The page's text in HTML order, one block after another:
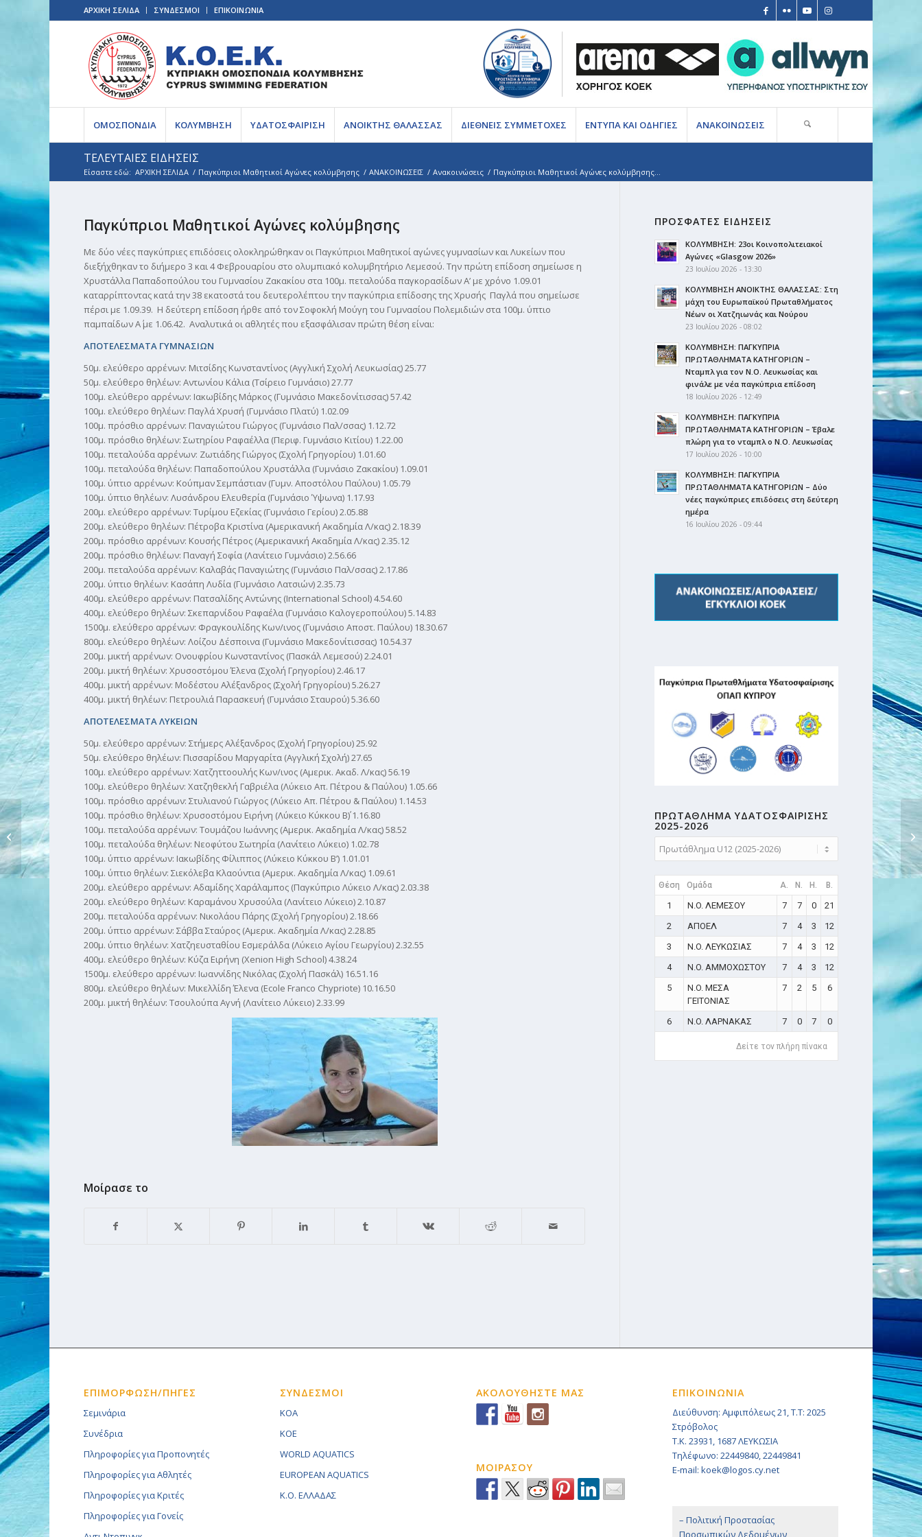
ΑΡΧΙΚΗ ΣΕΛΙΔΑ ΣΥΝΔΕΣΜΟΙ ΕΠΙΚΟΙΝΩΝΙΑ
ΟΜΟΣΠΟΝΔΙΑ ΚΟΛΥΜΒΗΣΗ ΥΔΑΤΟΣΦΑΙΡΙΣΗ ΑΝΟΙΚΤΗΣ ΘΑΛΑΣΣΑΣ ΔΙΕΘΝΕΙΣ ΣΥΜΜΕΤΟΧΕΣ ΕΝΤΥΠΑ ΚΑΙ ΟΔΗΓΙΕΣ ΑΝΑΚΟΙΝΩΣΕΙΣ
ΤΕΛΕΥΤΑΙΕΣ ΕΙΔΗΣΕΙΣ
Είσαστε εδώ: ΑΡΧΙΚΗ ΣΕΛΙΔΑ / Παγκύπριοι Μαθητικοί Αγώνες κολύμβησης / ΑΝΑΚΟΙΝΩΣΕΙΣ / Ανακοινώσεις / Παγκύπριοι Μαθητικοί Αγώνες κολύμβησης...
Παγκύπριοι Μαθητικοί Αγώνες κολύμβησης
Με δύο νέες παγκύπριες επιδόσεις ολοκληρώθηκαν οι Παγκύπριοι Μαθητικοί αγώνες γυμνασίων και Λυκείων που
διεξήχθηκαν το διήμερο 3 και 4 Φεβρουαρίου στο ολυμπιακό κολυμβητήριο Λεμεσού. Την πρώτη επίδοση σημείωσε η
Χρυστάλλα Παπαδοπούλου του Γυμνασίου Ζακακίου στα 100μ. πεταλούδα παγκορασίδων Α’ με χρόνο 1.09.01
καταρρίπτοντας κατά την 38 εκατοστά του δευτερολέπτου την παγκύπρια επίδοσης της Χρυσής Παγλά που σημείωσε
πέρσι με 1.09.39. Η δεύτερη επίδοση ήρθε από τον Σοφοκλή Μούγη του Γυμνασίου Πολεμιδιών στα 100μ. ύπτιο
παμπαίδων Α΄ με 1.06.42. Αναλυτικά οι αθλητές που εξασφάλισαν πρώτη θέση είναι:
ΑΠΟΤΕΛΕΣΜΑΤΑ ΓΥΜΝΑΣΙΩΝ
50μ. ελεύθερο αρρένων: Μιτσίδης Κωνσταντίνος (Αγγλική Σχολή Λευκωσίας) 25.77
50μ. ελεύθερο θηλέων: Αντωνίου Κάλια (Τσίρειο Γυμνάσιο) 27.77
100μ. ελεύθερο αρρένων: Ιακωβίδης Μάρκος (Γυμνάσιο Μακεδονίτισσας) 57.42
100μ. ελεύθερο θηλέων: Παγλά Χρυσή (Γυμνάσιο Πλατύ) 1.02.09
100μ. πρόσθιο αρρένων: Παναγιώτου Γιώργος (Γυμνάσιο Παλ/σσας) 1.12.72
100μ. πρόσθιο θηλέων: Σωτηρίου Ραφαέλλα (Περιφ. Γυμνάσιο Κιτίου) 1.22.00
100μ. πεταλούδα αρρένων: Ζωτιάδης Γιώργος (Σχολή Γρηγορίου) 1.01.60
100μ. πεταλούδα θηλέων: Παπαδοπούλου Χρυστάλλα (Γυμνάσιο Ζακακίου) 1.09.01
100μ. ύπτιο αρρένων: Κούπμαν Σεμπάστιαν (Γυμν. Αποστόλου Παύλου) 1.05.79
100μ. ύπτιο θηλέων: Λυσάνδρου Ελευθερία (Γυμνάσιο Ύψωνα) 1.17.93
200μ. ελεύθερο αρρένων: Τυρίμου Εζεκίας (Γυμνάσιο Γερίου) 2.05.88
200μ. ελεύθερο θηλέων: Πέτροβα Κριστίνα (Αμερικανική Ακαδημία Λ/κας) 2.18.39
200μ. πρόσθιο αρρένων: Κουσής Πέτρος (Αμερικανική Ακαδημία Λ/κας) 2.35.12
200μ. πρόσθιο θηλέων: Παναγή Σοφία (Λανίτειο Γυμνάσιο) 2.56.66
200μ. πεταλούδα αρρένων: Καλαβάς Παναγιώτης (Γυμνάσιο Παλ/σσας) 2.17.86
200μ. ύπτιο θηλέων: Κασάπη Λυδία (Γυμνάσιο Λατσιών) 2.35.73
400μ. ελεύθερο αρρένων: Πατσαλίδης Αντώνης (International School) 4.54.60
400μ. ελεύθερο θηλέων: Σκεπαρνίδου Ραφαέλα (Γυμνάσιο Καλογεροπούλου) 5.14.83
1500μ. ελεύθερο αρρένων: Φραγκουλίδης Κων/ινος (Γυμνάσιο Αποστ. Παύλου) 18.30.67
800μ. ελεύθερο θηλέων: Λοίζου Δέσποινα (Γυμνάσιο Μακεδονίτισσας) 10.54.37
200μ. μικτή αρρένων: Ονουφρίου Κωνσταντίνος (Πασκάλ Λεμεσού) 2.24.01
200μ. μικτή θηλέων: Χρυσοστόμου Έλενα (Σχολή Γρηγορίου) 2.46.17
400μ. μικτή αρρένων: Μοδέστου Αλέξανδρος (Σχολή Γρηγορίου) 5.26.27
400μ. μικτή θηλέων: Πετρουλιά Παρασκευή (Γυμνάσιο Σταυρού) 5.36.60
ΑΠΟΤΕΛΕΣΜΑΤΑ ΛΥΚΕΙΩΝ
50μ. ελεύθερο αρρένων: Στήμερς Αλέξανδρος (Σχολή Γρηγορίου) 25.92
50μ. ελεύθερο θηλέων: Πισσαρίδου Μαργαρίτα (Αγγλική Σχολή) 27.65
100μ. ελεύθερο αρρένων: Χατζηττοουλής Κων/ινος (Αμερικ. Ακαδ. Λ/κας) 56.19
100μ. ελεύθερο θηλέων: Χατζηθεκλή Γαβριέλα (Λύκειο Απ. Πέτρου & Παύλου) 1.05.66
100μ. πρόσθιο αρρένων: Στυλιανού Γιώργος (Λύκειο Απ. Πέτρου & Παύλου) 1.14.53
100μ. πρόσθιο θηλέων: Χρυσοστόμου Ειρήνη (Λύκειο Κύκκου Β΄) 1.16.80
100μ. πεταλούδα αρρένων: Τουμάζου Ιωάννης (Αμερικ. Ακαδημία Λ/κας) 58.52
100μ. πεταλούδα θηλέων: Νεοφύτου Σωτηρία (Λανίτειο Λύκειο) 1.02.78
100μ. ύπτιο αρρένων: Ιακωβίδης Φίλιππος (Λύκειο Κύκκου Β’) 1.01.01
100μ. ύπτιο θηλέων: Σιεκόλεβα Κλαούντια (Αμερικ. Ακαδημία Λ/κας) 1.09.61
200μ. ελεύθερο αρρένων: Αδαμίδης Χαράλαμπος (Παγκύπριο Λύκειο Λ/κας) 2.03.38
200μ. ελεύθερο θηλέων: Καραμάνου Χρυσούλα (Λανίτειο Λύκειο) 2.10.87
200μ. πεταλούδα αρρένων: Νικολάου Πάρης (Σχολή Γρηγορίου) 2.18.66
200μ. ύπτιο αρρένων: Σάββα Σταύρος (Αμερικ. Ακαδημία Λ/κας) 2.28.85
200μ. ύπτιο θηλέων: Χατζηευσταθίου Εσμεράλδα (Λύκειο Αγίου Γεωργίου) 2.32.55
400μ. ελεύθερο θηλέων: Κύζα Ειρήνη (Xenion High School) 4.38.24
1500μ. ελεύθερο αρρένων: Ιωαννίδης Νικόλας (Σχολή Πασκάλ) 16.51.16
800μ. ελεύθερο θηλέων: Μικελλίδη Έλενα (Ecole Franco Chypriote) 10.16.50
200μ. μικτή θηλέων: Τσουλούπα Αγνή (Λανίτειο Λύκειο) 2.33.99
Μοίρασε το
ΠΡΟΣΦΑΤΕΣ ΕΙΔΗΣΕΙΣ
ΚΟΛΥΜΒΗΣΗ: 23οι Κοινοπολιτειακοί
Αγώνες «Glasgow 2026»
23 Ιουλίου 2026 - 13:30
ΚΟΛΥΜΒΗΣΗ ΑΝΟΙΚΤΗΣ ΘΑΛΑΣΣΑΣ: Στη
μάχη του Ευρωπαϊκού Πρωταθλήματος
Νέων οι Χατζηιωνάς και Νούρου
23 Ιουλίου 2026 - 08:02
ΚΟΛΥΜΒΗΣΗ: ΠΑΓΚΥΠΡΙΑ
ΠΡΩΤΑΘΛΗΜΑΤΑ ΚΑΤΗΓΟΡΙΩΝ –
Νταμπλ για τον Ν.Ο. Λευκωσίας και
φινάλε με νέα παγκύπρια επίδοση
18 Ιουλίου 2026 - 12:49
ΚΟΛΥΜΒΗΣΗ: ΠΑΓΚΥΠΡΙΑ
ΠΡΩΤΑΘΛΗΜΑΤΑ ΚΑΤΗΓΟΡΙΩΝ – Έβαλε
πλώρη για το νταμπλ ο Ν.Ο. Λευκωσίας
17 Ιουλίου 2026 - 10:00
ΚΟΛΥΜΒΗΣΗ: ΠΑΓΚΥΠΡΙΑ
ΠΡΩΤΑΘΛΗΜΑΤΑ ΚΑΤΗΓΟΡΙΩΝ – Δύο
νέες παγκύπριες επιδόσεις στη δεύτερη
ημέρα
16 Ιουλίου 2026 - 09:44
ΠΡΩΤΑΘΛΗMA ΥΔΑΤΟΣΦΑΙΡΙΣΗΣ
2025-2026
Θέση Ομάδα A. N. H. B.
1 N.O. ΛΕΜΕΣΟΥ 7 7 0
21
2
ΑΠΟΕΛ 7 4 3
12
3
N.O. ΛΕΥΚΩΣΙΑΣ 7 4 3
12
4
N.O. ΑΜΜΟΧΩΣΤΟΥ 7 4 3
12
5
N.O. ΜΕΣΑ
ΓΕΙΤΟΝΙΑΣ
7 2 5 6
6 N.O. ΛΑΡΝΑΚΑΣ 7 0 7 0
Δείτε τον πλήρη πίνακα
ΕΠΙΜΟΡΦΩΣΗ/ΠΗΓΕΣ
Σεμινάρια
Συνέδρια
Πληροφορίες για Προπονητές
Πληροφορίες για Αθλητές
Πληροφορίες για Κριτές
Πληροφορίες για Γονείς
ΣΥΝΔΕΣΜΟΙ
KOA
KOE
WORLD AQUATICS
EUROPEAN AQUATICS
K.O. ΕΛΛΑΔΑΣ
ΑΚΟΛΟΥΘΗΣΤΕ ΜΑΣ
ΜΟΙΡΑΣΟΥ
ΕΠΙΚΟΙΝΩΝΙΑ
Διεύθυνση: Αμφιπόλεως 21, Τ.Τ: 2025
Στρόβολος
Τ.Κ. 23931, 1687 ΛΕΥΚΩΣΙΑ
Τηλέφωνο: 22449840, 22449841
E-mail: koek@logos.cy.net
– Πολιτική Προστασίας
Προσωπικών Δεδομένων
ΝΠΕ από την Σοφία Παπαδοπούλου